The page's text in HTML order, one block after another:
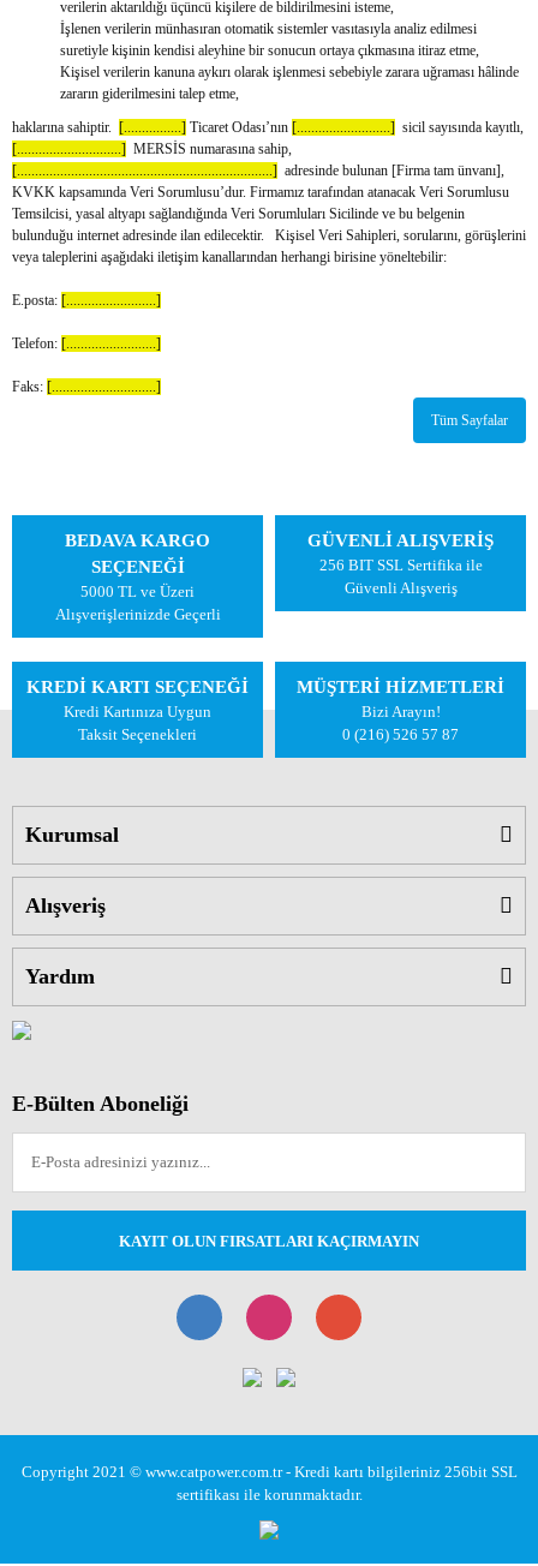
verilerin aktarıldığı üçüncü kişilere de bildirilmesini isteme,
İşlenen verilerin münhasıran otomatik sistemler vasıtasıyla analiz edilmesi
suretiyle kişinin kendisi aleyhine bir sonucun ortaya çıkmasına itiraz etme,
Kişisel verilerin kanuna aykırı olarak işlenmesi sebebiyle zarara uğraması hâlinde
zararın giderilmesini talep etme,
haklarına sahiptir. [................] Ticaret Odası’nın [..........................] sicil sayısında kayıtlı,
[.............................] MERSİS numarasına sahip,
[.......................................................................] adresinde bulunan [Firma tam ünvanı],
KVKK kapsamında Veri Sorumlusu’dur. Firmamız tarafından atanacak Veri Sorumlusu
Temsilcisi, yasal altyapı sağlandığında Veri Sorumluları Sicilinde ve bu belgenin
bulunduğu internet adresinde ilan edilecektir. Kişisel Veri Sahipleri, sorularını, görüşlerini
veya taleplerini aşağıdaki iletişim kanallarından herhangi birisine yöneltebilir:
E.posta: [.........................]
Telefon: [.........................]
Faks: [.............................]
Tüm Sayfalar
BEDAVA KARGO
SEÇENEĞİ
5000 TL ve Üzeri
Alışverişlerinizde Geçerli
GÜVENLİ ALIŞVERİŞ
256 BIT SSL Sertifika ile
Güvenli Alışveriş
KREDİ KARTI SEÇENEĞİ
Kredi Kartınıza Uygun
Taksit Seçenekleri
MÜŞTERİ HİZMETLERİ
Bizi Arayın!
0 (216) 526 57 87
Kurumsal
Alışveriş
Yardım
E-Bülten Aboneliği
KAYIT OLUN FIRSATLARI KAÇIRMAYIN
Copyright 2021 © www.catpower.com.tr - Kredi kartı bilgileriniz 256bit SSL
sertifikası ile korunmaktadır.